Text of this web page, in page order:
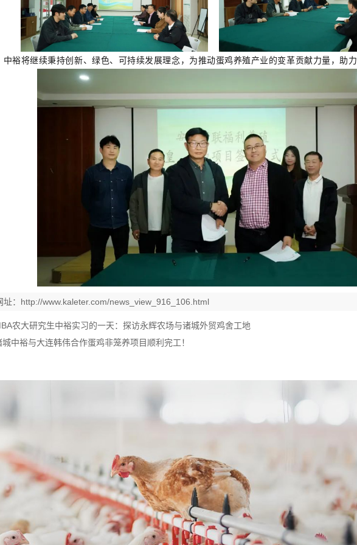
中裕将继续秉持创新、绿色、可持续发展理念，为推动蛋鸡养殖产业的变革贡献力量，助力
： http://www.kaleter.com/news_view_916_106.html
农大研究生中裕实习的一天：探访永辉农场与诸城外贸鸡舍工地
城中裕与大连韩伟合作蛋鸡非笼养项目顺利完工！